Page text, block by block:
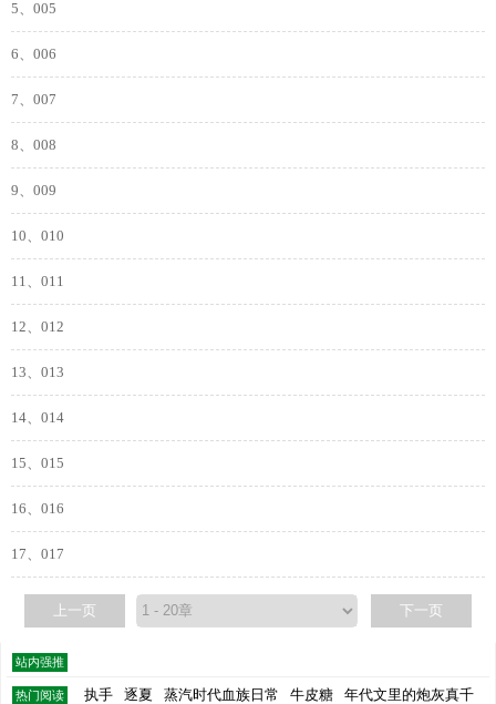
5、005
6、006
7、007
8、008
9、009
10、010
11、011
12、012
13、013
14、014
15、015
16、016
17、017
上一页 下一页
站内强推
热门阅读 执手 逐夏 蒸汽时代血族日常 牛皮糖 年代文里的炮灰真千